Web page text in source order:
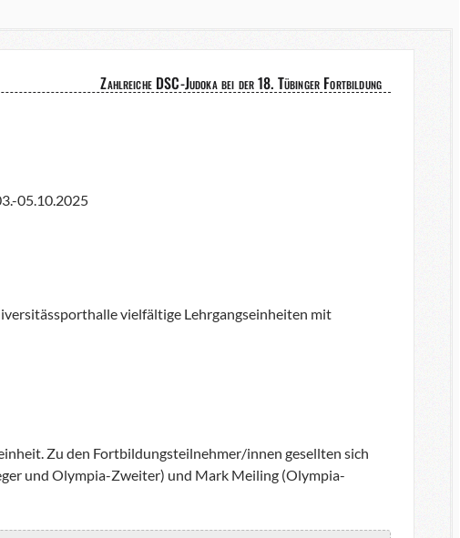
Zahlreiche DSC-Judoka bei der 18. Tübinger Fortbildung
05.10.2025
vielfältige Lehrgangseinheiten mit
Zu den Fortbildungsteilnehmer/innen gesellten sich
und Olympia-Zweiter) und Mark Meiling (Olympia-